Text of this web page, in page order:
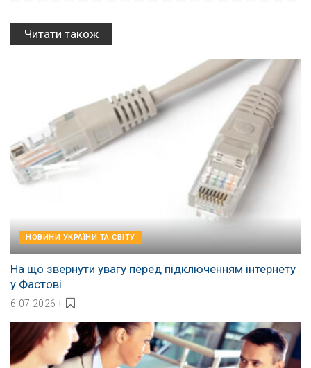
Читати також
НОВИНИ УКРАЇНИ ТА СВІТУ
На що звернути увагу перед підключенням інтернету
у Фастові
6.07.2026